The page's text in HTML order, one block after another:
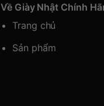
Về Giày Nhật Chính
Trang chủ
Sản phẩm